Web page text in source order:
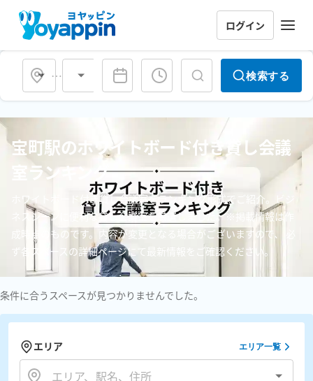
ログイン
会場タイプ 検索する
宝町駅のホワイトボード付き貸し会議
室ランキング
ホワイトボード付き貸し会議室をランキング形式でご紹介。ビジ
ネスシーンに便利な貸し会議室を厳選しました。※掲載情報は作
成時点のものです。内容が変更となる場合がございますので、 必
ず各スペースの詳細ページにて最新情報をご確認ください。
条件に合うスペースが見つかりませんでした。
エリア エリア一覧